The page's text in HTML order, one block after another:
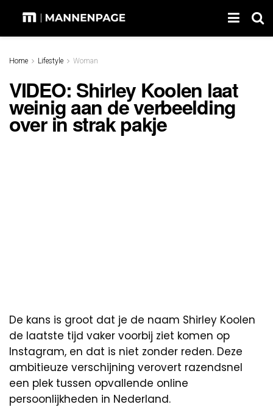
Home Lifestyle Woman
VIDEO: Shirley Koolen laat
weinig aan de verbeelding
over in strak pakje
De kans is groot dat je de naam Shirley Koolen
de laatste tijd vaker voorbij ziet komen op
Instagram, en dat is niet zonder reden. Deze
ambitieuze verschijning verovert razendsnel
een plek tussen opvallende online
persoonlijkheden in Nederland.